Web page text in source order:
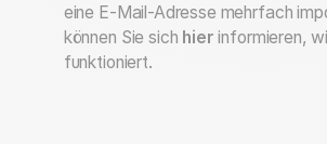
eine E-Mail-Adresse mehrfach
können Sie sich hier informieren,
funktioniert.